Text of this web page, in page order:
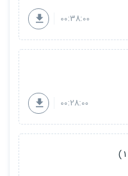
00:38:00
00:28:00